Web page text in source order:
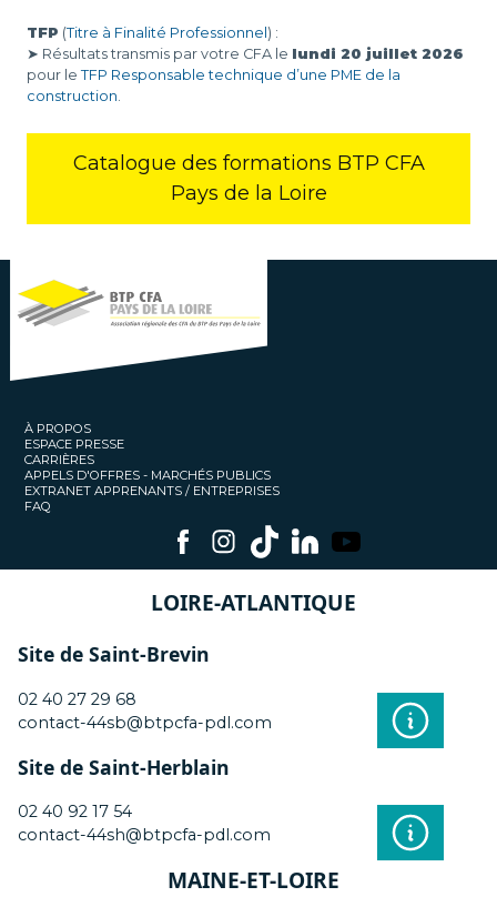
TFP (Titre à Finalité Professionnel ) :
➤ Résultats transmis par votre CFA le lundi 20 juillet 2026
pour le TFP Responsable technique d’une PME de la
construction.
Catalogue des formations BTP CFA
Pays de la Loire
À PROPOS
ESPACE PRESSE
CARRIÈRES
APPELS D'OFFRES - MARCHÉS PUBLICS
EXTRANET APPRENANTS / ENTREPRISES
FAQ
LOIRE-ATLANTIQUE
Site de Saint-Brevin
02 40 27 29 68
contact-44sb@btpcfa-pdl.com
Site de Saint-Herblain
02 40 92 17 54
contact-44sh@btpcfa-pdl.com
MAINE-ET-LOIRE